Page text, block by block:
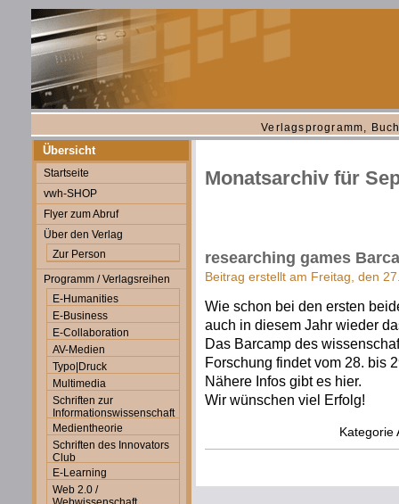
Verlagsprogramm,
Übersicht
Startseite
vwh-SHOP
Flyer zum Abruf
Über den Verlag
Zur Person
Programm / Verlagsreihen
E-Humanities
E-Business
E-Collaboration
AV-Medien
Typo|Druck
Multimedia
Schriften zur
Informationswissenschaft
Medientheorie
Schriften des Innovators
Club
E-Learning
Web 2.0 /
Webwissenschaft
Monatsarchiv für
researching games
Beitrag erstellt am Freitag, den
Wie schon bei den ersten
auch in diesem Jahr wieder
Das Barcamp des
Forschung findet vom 28. bis
Nähere Infos gibt es hier.
Wir wünschen viel Erfolg!
Kategorie